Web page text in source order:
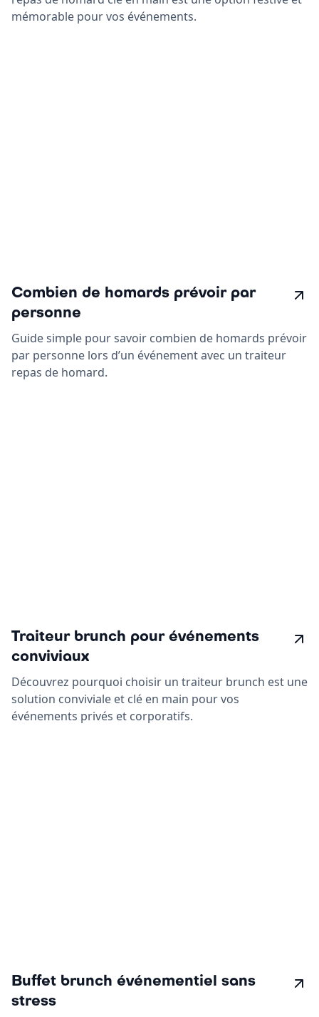
mémorable pour vos événements.
Combien de homards prévoir par
personne
Guide simple pour savoir combien de homards prévoir
par personne lors d’un événement avec un traiteur
repas de homard.
Traiteur brunch pour événements
conviviaux
Découvrez pourquoi choisir un traiteur brunch est une
solution conviviale et clé en main pour vos
événements privés et corporatifs.
Buffet brunch événementiel sans
stress